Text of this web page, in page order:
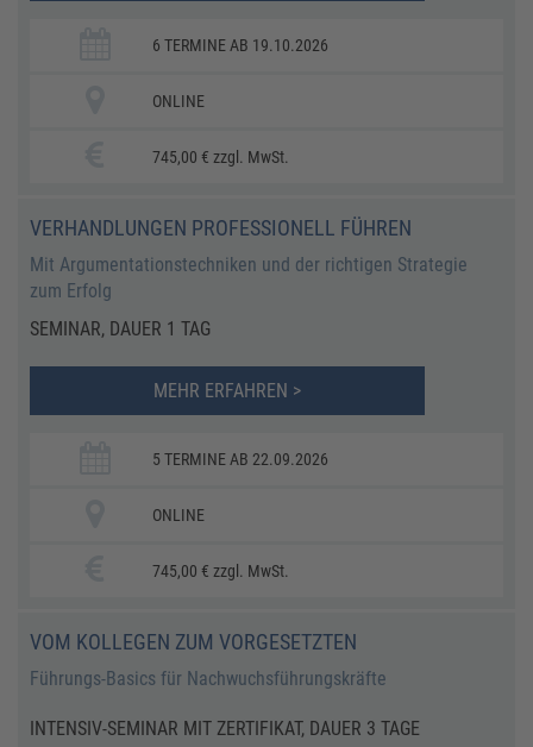
6 TERMINE AB 19.10.2026
ONLINE
745,00 € zzgl. MwSt.
VERHANDLUNGEN PROFESSIONELL FÜHREN
Mit Argumentationstechniken und der richtigen Strategie
zum Erfolg
SEMINAR, DAUER 1 TAG
MEHR ERFAHREN >
5 TERMINE AB 22.09.2026
ONLINE
745,00 € zzgl. MwSt.
VOM KOLLEGEN ZUM VORGESETZTEN
Führungs-Basics für Nachwuchsführungskräfte
INTENSIV-SEMINAR MIT ZERTIFIKAT, DAUER 3 TAGE